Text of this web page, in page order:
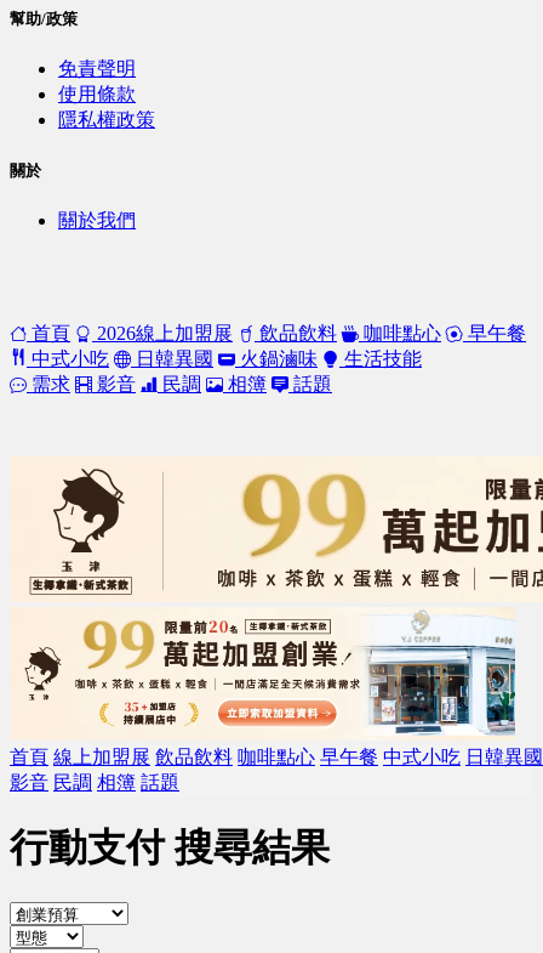
幫助/政策
免責聲明
使用條款
隱私權政策
關於
關於我們
首頁 2026線上加盟展 飲品飲料 咖啡點心
早午餐
中式小吃
日韓異國 火鍋滷味
生活技能
需求
影音 民調 相簿 話題
首頁 線上加盟展 飲品飲料 咖啡點心 早午餐 中式小吃 日韓異國
影音 民調 相簿 話題
行動支付 搜尋結果